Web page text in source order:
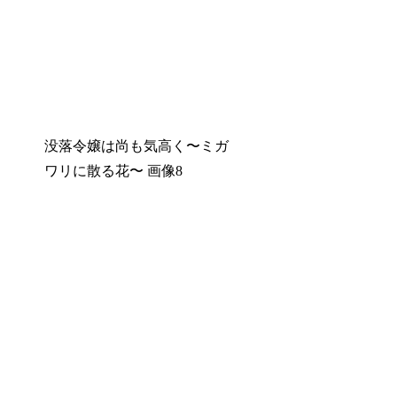
没落令嬢は尚も気高く〜ミガ
ワリに散る花〜 画像8